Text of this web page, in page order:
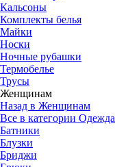
Кальсоны
Комплекты белья
Майки
Носки
Ночные рубашки
Термобелье
Трусы
Женщинам
Назад в Женщинам
Все в категории Одежда
Батники
Блузки
Бриджи